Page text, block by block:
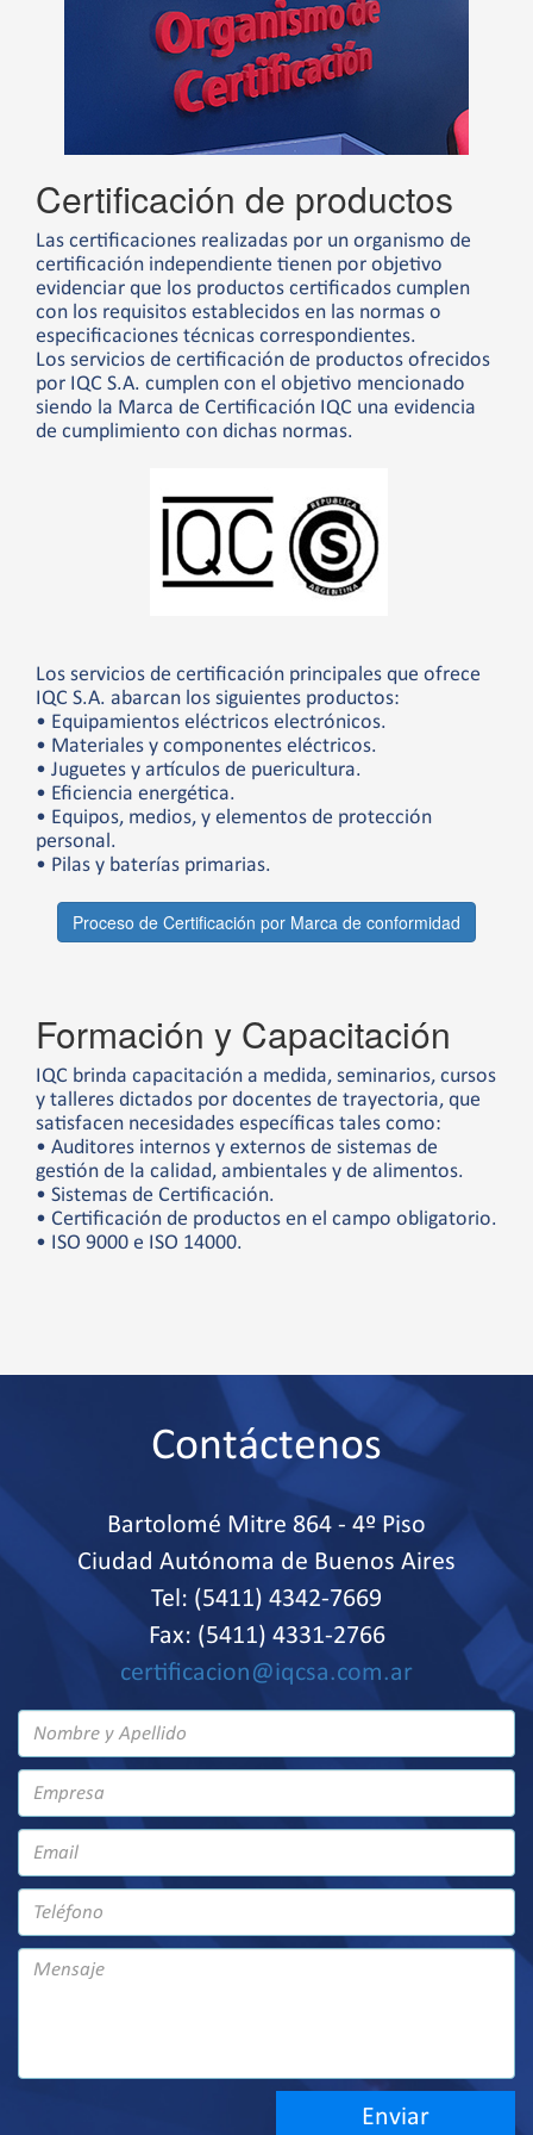
Certificación de productos
Las certificaciones realizadas por un organismo de
certificación independiente tienen por objetivo
evidenciar que los productos certificados cumplen
con los requisitos establecidos en las normas o
especificaciones técnicas correspondientes.
Los servicios de certificación de productos ofrecidos
por IQC S.A. cumplen con el objetivo mencionado
siendo la Marca de Certificación IQC una evidencia
de cumplimiento con dichas normas.
Los servicios de certificación principales que ofrece
IQC S.A. abarcan los siguientes productos:
• Equipamientos eléctricos electrónicos.
• Materiales y componentes eléctricos.
• Juguetes y artículos de puericultura.
• Eficiencia energética.
• Equipos, medios, y elementos de protección
personal.
• Pilas y baterías primarias.
Proceso de Certificación por Marca de conformidad
Formación y Capacitación
IQC brinda capacitación a medida, seminarios, cursos
y talleres dictados por docentes de trayectoria, que
satisfacen necesidades específicas tales como:
• Auditores internos y externos de sistemas de
gestión de la calidad, ambientales y de alimentos.
• Sistemas de Certificación.
• Certificación de productos en el campo obligatorio.
• ISO 9000 e ISO 14000.
Contáctenos
Bartolomé Mitre 864 - 4º Piso
Ciudad Autónoma de Buenos Aires
Tel: (5411) 4342-7669
Fax: (5411) 4331-2766
certificacion@iqcsa.com.ar
Enviar